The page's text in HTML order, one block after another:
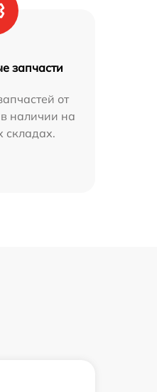
запчасти
от
наличии на
складах.